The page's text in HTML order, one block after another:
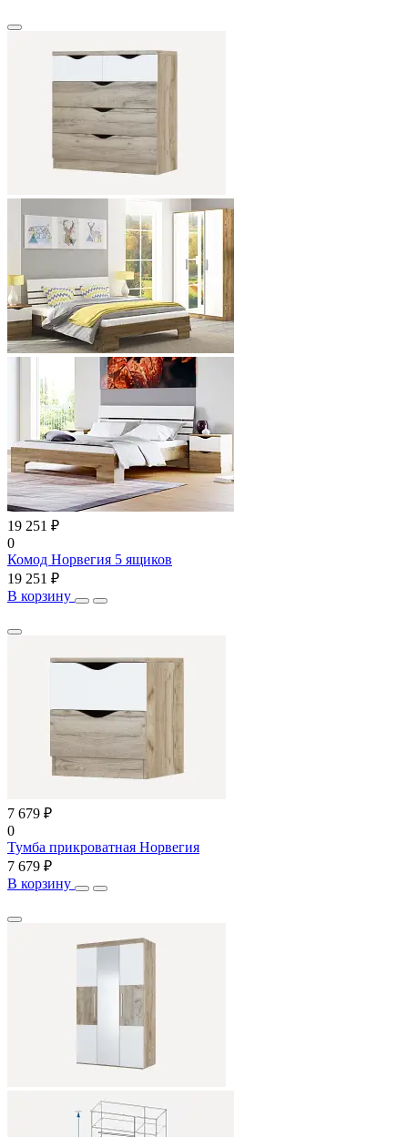
19 251 ₽
0
Комод Норвегия 5 ящиков
19 251 ₽
В корзину
7 679 ₽
0
Тумба прикроватная Норвегия
7 679 ₽
В корзину